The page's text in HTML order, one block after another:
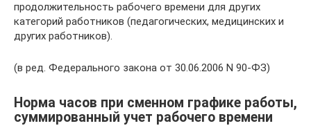
продолжительность рабочего времени для других
категорий работников (педагогических, медицинских и
других работников).
(в ред. Федерального закона от 30.06.2006 N 90-ФЗ)
Норма часов при сменном графике работы,
суммированный учет рабочего времени